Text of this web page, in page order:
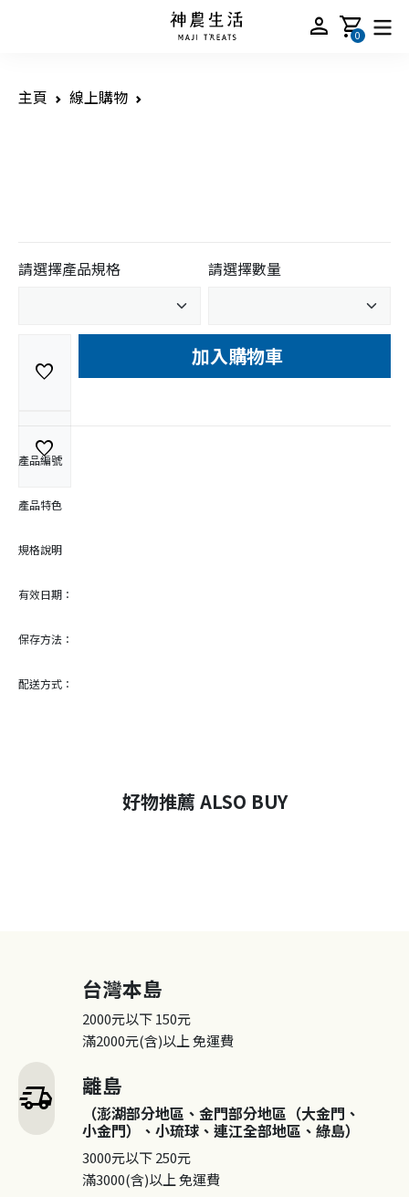
person shopping_cart
0
主頁 線上購物
請選擇產品規格 請選擇數量
favorite
favorite
加入購物車
產品編號
產品特色
規格說明
有效日期：
保存方法：
配送方式：
好物推薦 ALSO BUY
delivery_truck_speed
台灣本島
2000元以下150元
滿2000元(含)以上免運費
離島
（澎湖部分地區、金門部分地區（大金門、
小金門）、小琉球、連江全部地區、綠島）
3000元以下250元
滿3000(含)以上免運費